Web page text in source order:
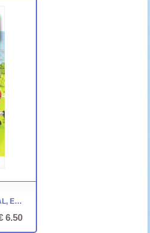
LOCO MINI - LEZEN: VOETBAL, EERSTE WOORDEN
6.50